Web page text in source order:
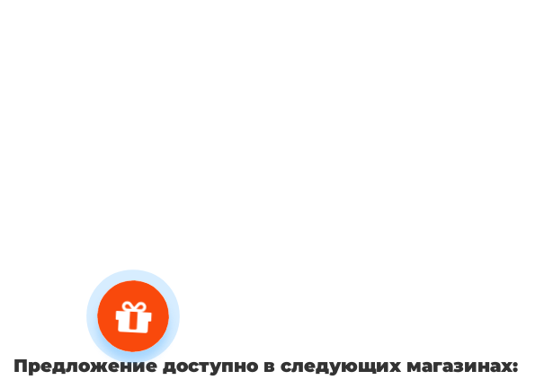
Предложение доступно в следующих магазинах: